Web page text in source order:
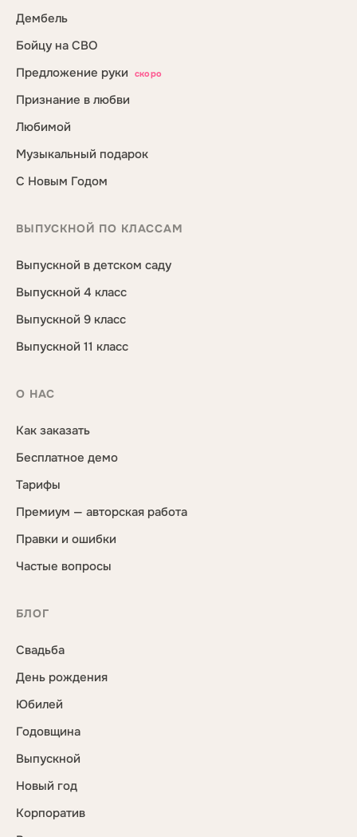
Дембель
Бойцу на СВО
Предложение руки
скоро
Признание в любви
Любимой
Музыкальный подарок
С Новым Годом
ВЫПУСКНОЙ ПО КЛАССАМ
Выпускной в детском саду
Выпускной 4 класс
Выпускной 9 класс
Выпускной 11 класс
О НАС
Как заказать
Бесплатное демо
Тарифы
Премиум — авторская работа
Правки и ошибки
Частые вопросы
БЛОГ
Свадьба
День рождения
Юбилей
Годовщина
Выпускной
Новый год
Корпоратив